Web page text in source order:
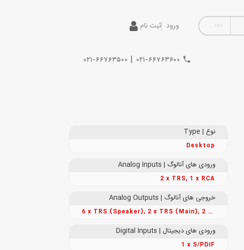
ورود ثبت نام
۰۲۱-۶۶۷۶۳۶۰۰ | ۰۲۱-۶۶۷۶۳۵۰۰
نوع | Type
Desktop
ورودی های آنالوگ | Analog Inputs
2 x TRS, 1 x RCA
خروجی های آنالوگ | Analog Outputs
6 x TRS (Speaker), 2 x TRS (Main), 2 x TRS (Cue), 4 x 1/4" (Headphones)
ورودی های دیجیتال | Digital Inputs
1 x S/PDIF